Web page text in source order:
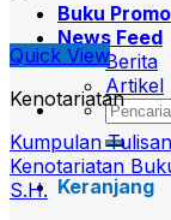
Buku Promo
News Feed
Berita
Artikel
untuk:
Keranjang
Quick View
Kenotariatan
Kumpulan
Kenotariatan
S.H.